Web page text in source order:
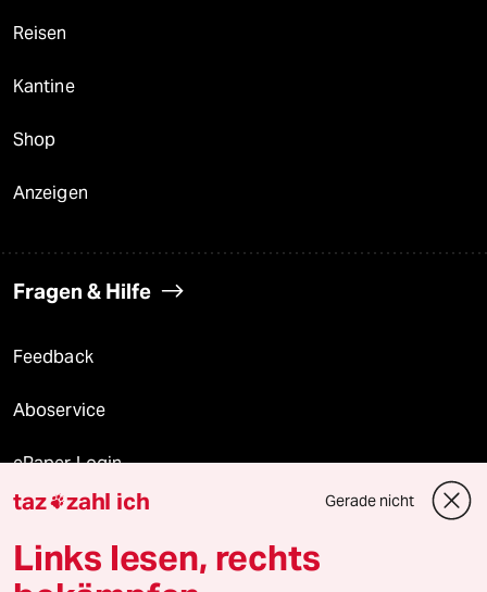
Reisen
Kantine
Shop
Anzeigen
Fragen & Hilfe
Feedback
Aboservice
ePaper Login
Downloads für Abonnierende
taz zahl ich Gerade nicht
Links lesen, rechts